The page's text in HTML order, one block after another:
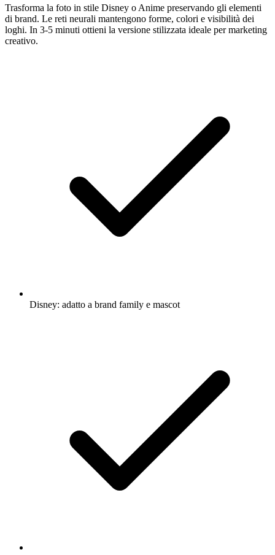
Trasforma la foto in stile Disney o Anime preservando gli elementi
di brand. Le reti neurali mantengono forme, colori e visibilità dei
loghi. In 3-5 minuti ottieni la versione stilizzata ideale per marketing
creativo.
Disney: adatto a brand family e mascot